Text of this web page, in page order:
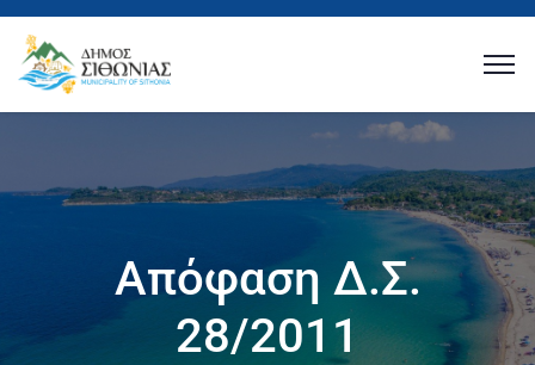
Απόφαση Δ.Σ.
28/2011